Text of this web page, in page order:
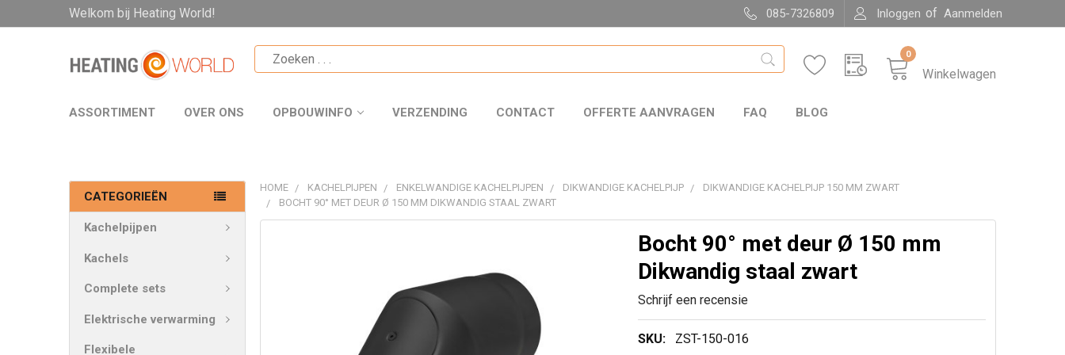
Welkom bij Heating World! 085-7326809 Inloggen of Aanmelden
Winkelwagen
0
ASSORTIMENT OVER ONS OPBOUWINFO VERZENDING CONTACT OFFERTE AANVRAGEN FAQ BLOG
CATEGORIEËN
Kachelpijpen
Kachels
Complete sets
Elektrische verwarming
Flexibele
HOME KACHELPIJPEN ENKELWANDIGE KACHELPIJPEN DIKWANDIGE KACHELPIJP
DIKWANDIGE KACHELPIJP 150 MM ZWART
BOCHT 90° MET DEUR Ø 150 MM DIKWANDIG STAAL ZWART
Bocht 90° met deur Ø 150 mm
Dikwandig staal zwart
Schrijf een recensie
SKU: ZST-150-016